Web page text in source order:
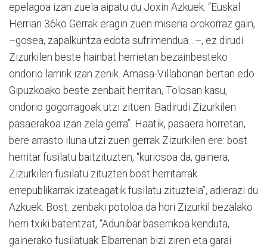
epelagoa izan zuela aipatu du Joxin Azkuek: “Euskal
Herrian 36ko Gerrak eragin zuen miseria orokorraz gain,
–gosea, zapalkuntza edota sufrimendua…–, ez dirudi
Zizurkilen beste hainbat herrietan bezainbesteko
ondorio larririk izan zenik. Amasa-Villabonan bertan edo
Gipuzkoako beste zenbait herritan, Tolosan kasu,
ondorio gogorragoak utzi zituen. Badirudi Zizurkilen
pasaerakoa izan zela gerra”. Haatik, pasaera horretan,
bere arrasto iluna utzi zuen gerrak Zizurkilen ere: bost
herritar fusilatu baitzituzten, “kuriosoa da, gainera,
Zizurkilen fusilatu zituzten bost herritarrak
errepublikarrak izateagatik fusilatu zituztela”, adierazi du
Azkuek. Bost: zenbaki potoloa da hori Zizurkil bezalako
herri txiki batentzat, “Adunibar baserrikoa kenduta,
gainerako fusilatuak Elbarrenan bizi ziren eta garai